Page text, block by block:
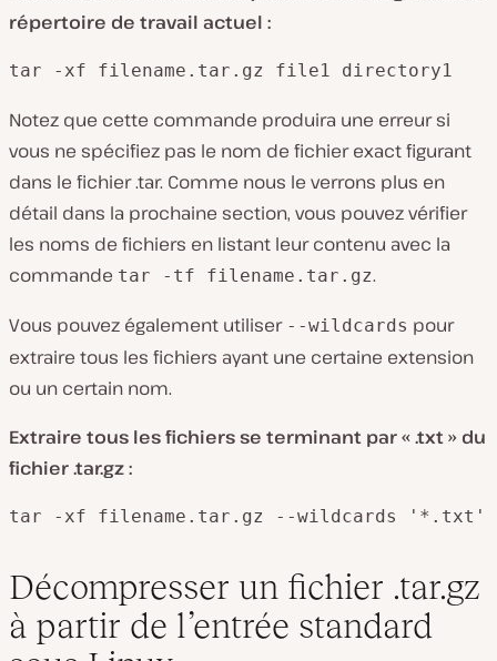
répertoire de travail actuel :
tar -xf filename.tar.gz file1 directory1
Notez que cette commande produira une erreur si
vous ne spécifiez pas le nom de fichier exact figurant
dans le fichier .tar. Comme nous le verrons plus en
détail dans la prochaine section, vous pouvez vérifier
les noms de fichiers en listant leur contenu avec la
commande tar -tf filename.tar.gz.
Vous pouvez également utiliser --wildcards pour
extraire tous les fichiers ayant une certaine extension
ou un certain nom.
Extraire tous les fichiers se terminant par « .txt » du
fichier .tar.gz :
tar -xf filename.tar.gz --wildcards '*.txt'
Décompresser un fichier .tar.gz
à partir de l’entrée standard